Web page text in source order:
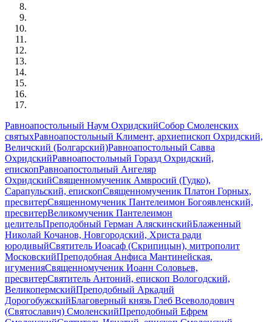
Равноапостольный Наум ОхридскийСобор Смоленских
святыхРавноапостольный Климент, архиепископ Охридский,
Величский (Болгарский)Равноапостольный Савва
ОхридскийРавноапостольный Горазд Охридский,
епископРавноапостольный Ангеляр
ОхридскийСвященномученик Амвросий (Гудко),
Сарапульский, епископСвященномученик Платон Горных,
пресвитерСвященномученик Пантелеимон Богоявленский,
пресвитерВеликомученик Пантелеимон
целительПреподобный Герман АляскинскийБлаженный
Николай Кочанов, Новгородский, Христа ради
юродивыйСвятитель Иоасаф (Скрипицын), митрополит
МосковскийПреподобная Анфиса Мантинейская,
игуменияСвященномученик Иоанн Соловьев,
пресвитерСвятитель Антоний, епископ Вологодский,
ВеликопермскийПреподобный Аркадий
ДорогобужскийБлаговерный князь Глеб Всеволодович
(Святославич) СмоленскийПреподобный Ефрем